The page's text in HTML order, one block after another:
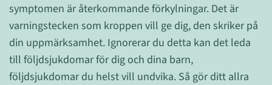
symptomen är återkommande förkylningar. Det är
varningstecken som kroppen vill ge dig, den skriker på
din uppmärksamhet. Ignorerar du detta kan det leda
till följdsjukdomar för dig och dina barn,
följdsjukdomar du helst vill undvika. Så gör ditt allra